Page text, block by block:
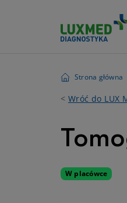
Strona główna
< Wróć do LUX
W placówce